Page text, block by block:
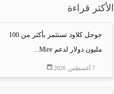
الأكثر قراءة
جوجل كلاود تستثمر بأكثر من 100
مليون دولار لدعم Mire...
7 أغسطس, 2026